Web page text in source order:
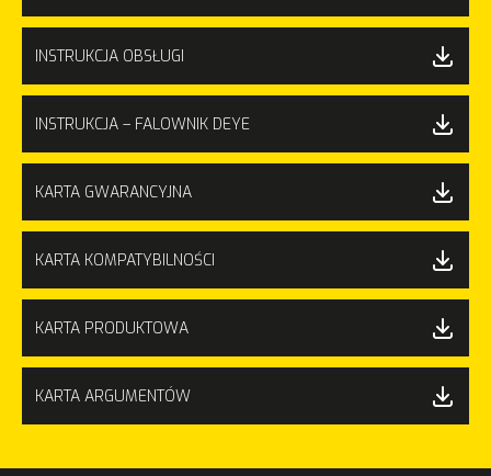
INSTRUKCJA OBSŁUGI
INSTRUKCJA – FALOWNIK DEYE
KARTA GWARANCYJNA
KARTA KOMPATYBILNOŚCI
KARTA PRODUKTOWA
KARTA ARGUMENTÓW